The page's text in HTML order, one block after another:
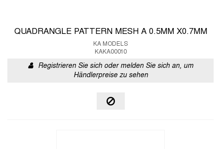
QUADRANGLE PATTERN MESH A 0.5MM X0.7MM
KA MODELS
KAKA00010
Registrieren Sie sich oder melden Sie sich an, um
Händlerpreise zu sehen